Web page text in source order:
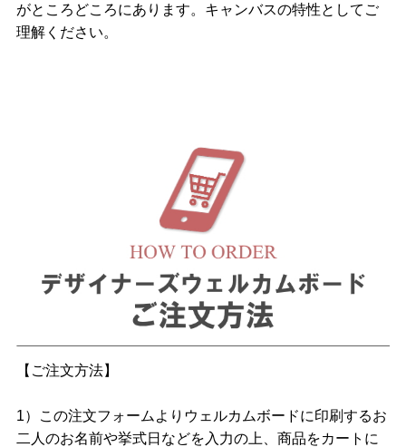
がところどころにあります。キャンバスの特性としてご
理解ください。
【ご注文方法】
1）この注文フォームよりウェルカムボードに印刷するお
二人のお名前や挙式日などを入力の上、商品をカートに